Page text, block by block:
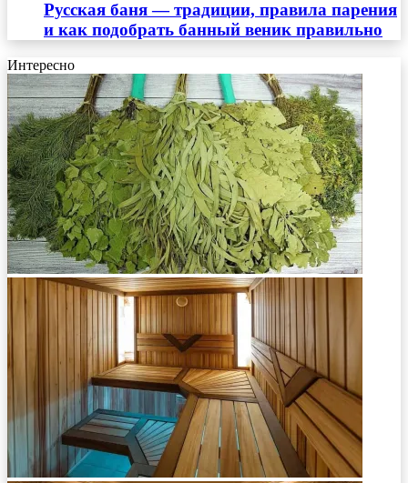
Русская баня — традиции, правила парения
и как подобрать банный веник правильно
Интересно